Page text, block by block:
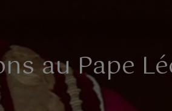
au Pape